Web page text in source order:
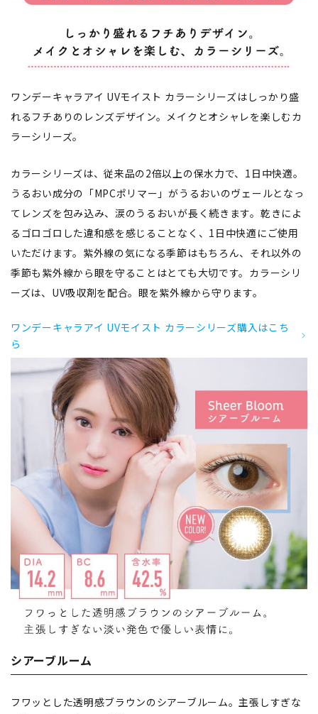
ワンデーキャラアイ UVモイスト カラーシリーズはしっかり盛
れるフチありのレンズデザイン。メイクとオシャレを楽しむカ
ラーシリーズ。
カラーシリーズは、従来品の2倍以上の保水力で、1日中快適。
うるおい成分の「MPCポリマー」がうるおいのヴェールとなっ
てレンズを包み込み、涙のうるおいが長く続きます。乾きによ
るゴロゴロした違和感を感じることなく、1日中快適にご使用
いただけます。紫外線の気になる季節はもちろん、それ以外の
季節も紫外線から眼を守ることはとても大切です。カラーシリ
ーズは、UV吸収剤を配合。眼を紫外線から守ります。
ワンデーキャラアイ UVモイスト カラーシリーズ購入はこち
ら
シアーブルーム
フワッとした透明感ブラウンのシアーブルーム。主張しすぎな